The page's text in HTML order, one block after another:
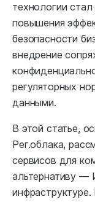
технологии
повышения
безопасности
внедрение
регуляторных
данными.
В этой статье,
Рег.облака,
сервисов для
альтернативу —